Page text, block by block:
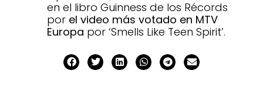
en el libro Guinness de los Récords
por el video más votado en MTV
Europa por ‘Smells Like Teen Spirit’.